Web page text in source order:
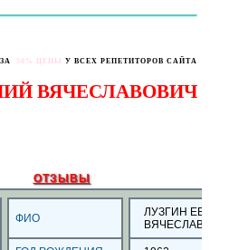
50% ЦЕНЫ У ВСЕХ РЕПЕТИТОРОВ САЙТА
ВЯЧЕСЛАВОВИЧ
ОТЗЫВЫ
ФИО
ЛУЗГИН